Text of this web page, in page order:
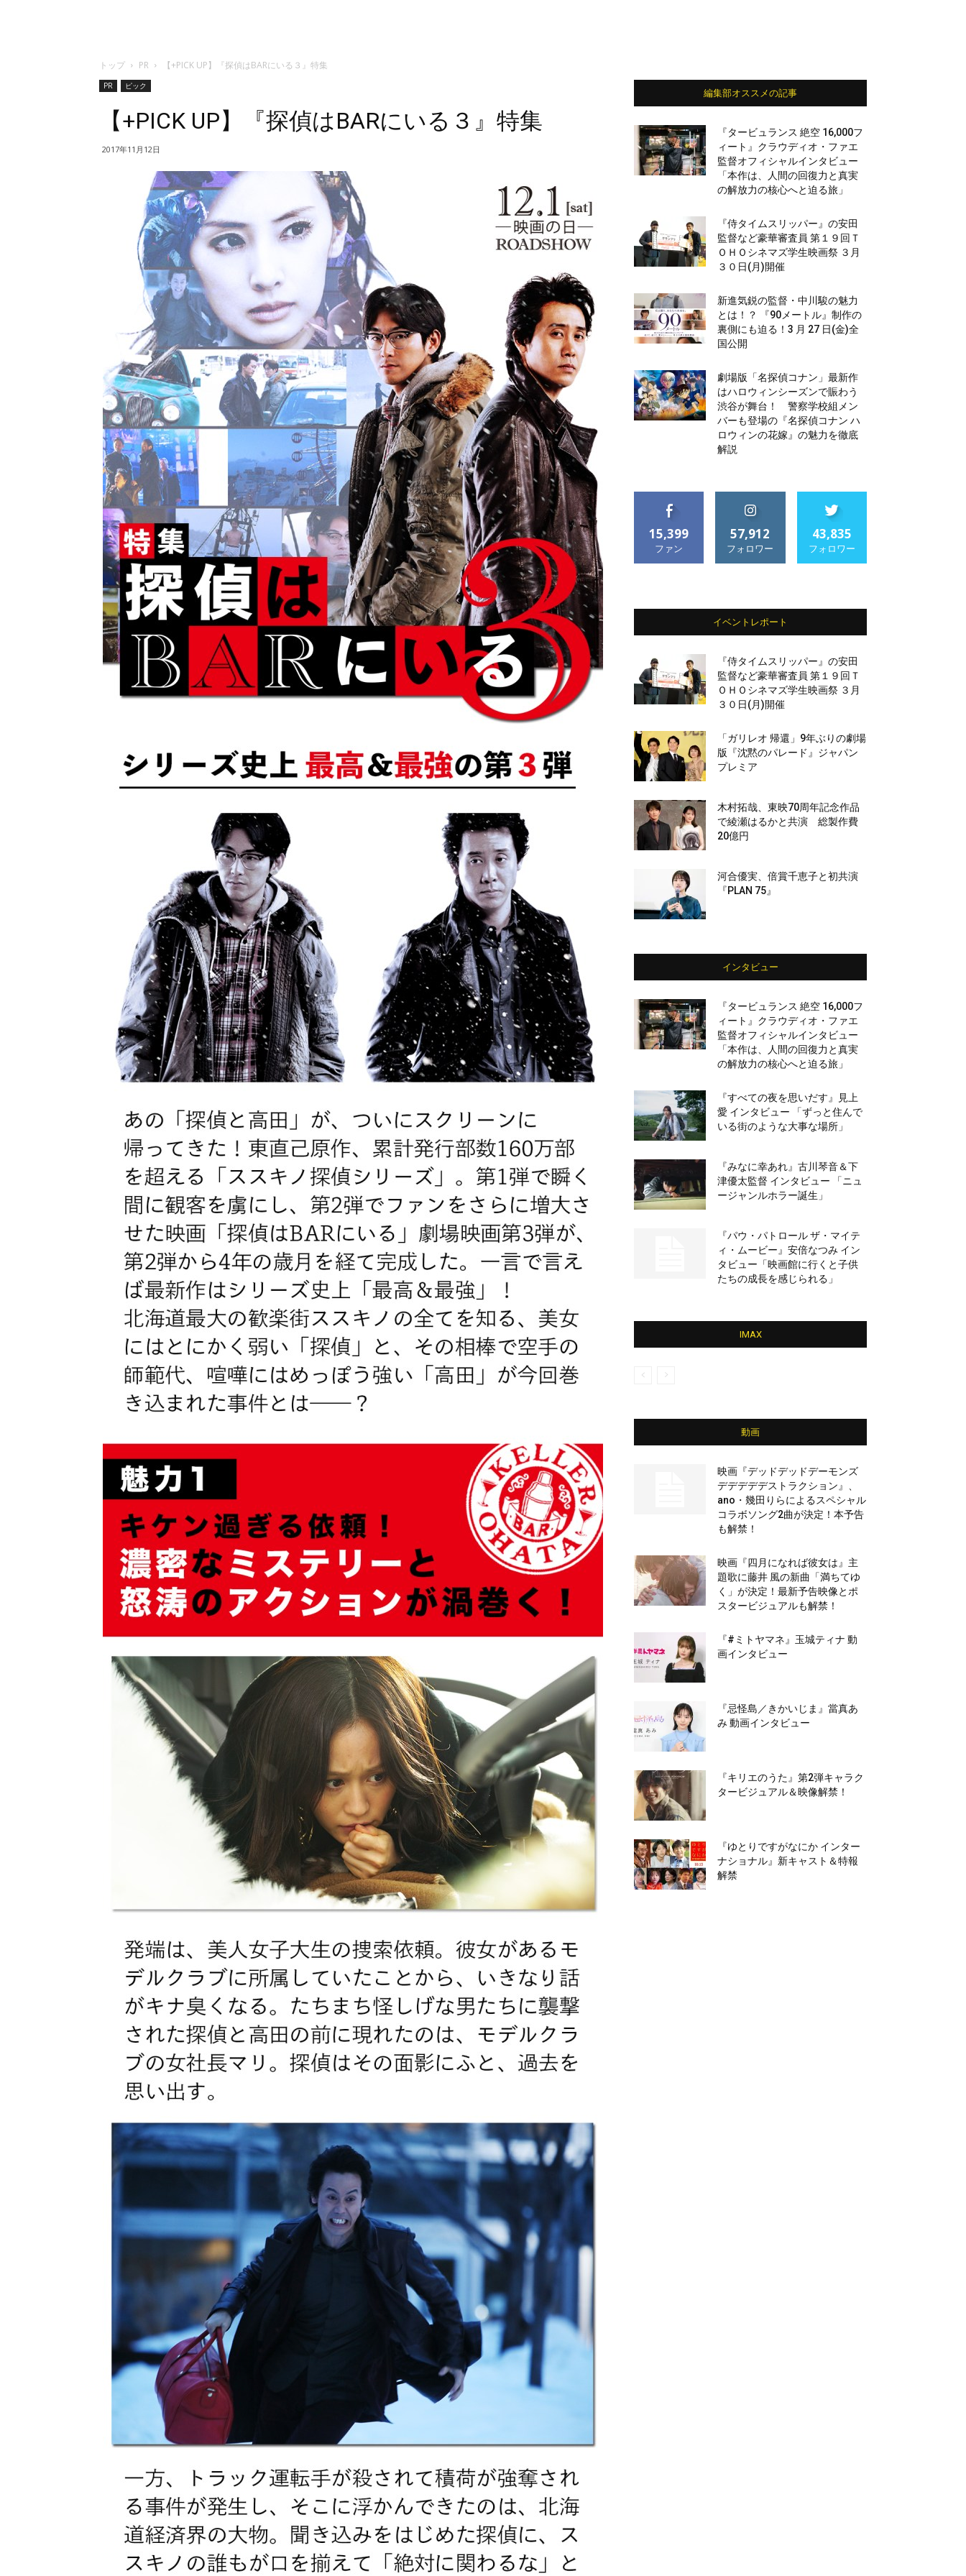
トップ PR 【+PICK UP】『探偵はBARにいる３』特集
PR ピック
【+PICK UP】『探偵はBARにいる３』特集
2017年11月12日
編集部オススメの記事
『タービュランス 絶空 16,000フ
ィート』クラウディオ・ファエ
監督オフィシャルインタビュー
「本作は、人間の回復力と真実
の解放力の核心へと迫る旅」
『侍タイムスリッパー』の安田
監督など豪華審査員 第１９回Ｔ
ＯＨＯシネマズ学生映画祭 ３月
３０日(月)開催
新進気鋭の監督・中川駿の魅力
とは！？ 『90メートル』制作の
裏側にも迫る！3 月 27 日(金)全
国公開
劇場版「名探偵コナン」最新作
はハロウィンシーズンで賑わう
渋谷が舞台！ 警察学校組メン
バーも登場の『名探偵コナン ハ
ロウィンの花嫁』の魅力を徹底
解説
15,399
ファン
57,912
フォロワー
43,835
フォロワー
イベントレポート
『侍タイムスリッパー』の安田
監督など豪華審査員 第１９回Ｔ
ＯＨＯシネマズ学生映画祭 ３月
３０日(月)開催
「ガリレオ 帰還」9年ぶりの劇場
版『沈黙のパレード』ジャパン
プレミア
木村拓哉、東映70周年記念作品
で綾瀬はるかと共演 総製作費
20億円
河合優実、倍賞千恵子と初共演
『PLAN 75』
インタビュー
『タービュランス 絶空 16,000フ
ィート』クラウディオ・ファエ
監督オフィシャルインタビュー
「本作は、人間の回復力と真実
の解放力の核心へと迫る旅」
『すべての夜を思いだす』見上
愛 インタビュー 「ずっと住んで
いる街のような大事な場所」
『みなに幸あれ』古川琴音＆下
津優太監督 インタビュー 「ニュ
ージャンルホラー誕生」
『パウ・パトロール ザ・マイテ
ィ・ムービー』安倍なつみ イン
タビュー「映画館に行くと子供
たちの成長を感じられる」
IMAX
動画
映画『デッドデッドデーモンズ
デデデデデストラクション』、
ano・幾田りらによるスペシャル
コラボソング2曲が決定！本予告
も解禁！
映画『四月になれば彼女は』主
題歌に藤井 風の新曲「満ちてゆ
く」が決定！最新予告映像とポ
スタービジュアルも解禁！
『#ミトヤマネ』玉城ティナ 動
画インタビュー
『忌怪島／きかいじま』當真あ
み 動画インタビュー
『キリエのうた』第2弾キャラク
タービジュアル＆映像解禁！
『ゆとりですがなにか インター
ナショナル』新キャスト＆特報
解禁